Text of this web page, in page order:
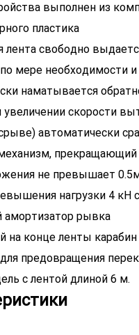
выполнен из
пластика
лента свободно
мере необходимости и
наматывается
скорости
автоматически
прекращающий
не превышает
нагрузки 4 кН
амортизатор рывка
на конце ленты
предовращения